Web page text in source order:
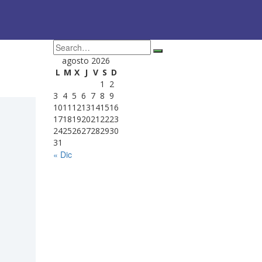
agosto 2026
L M X J V S D
1
2
3 4 5 6 7 8 9
1011 1213141516
1718192021 2223
24252627282930
31
« Dic